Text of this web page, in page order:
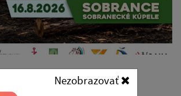
Nezobrazovať
2026